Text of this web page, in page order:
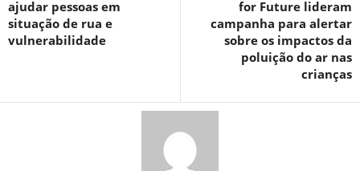
ajudar pessoas em
situação de rua e
vulnerabilidade
for Future lideram
campanha para alertar
sobre os impactos da
poluição do ar nas
crianças